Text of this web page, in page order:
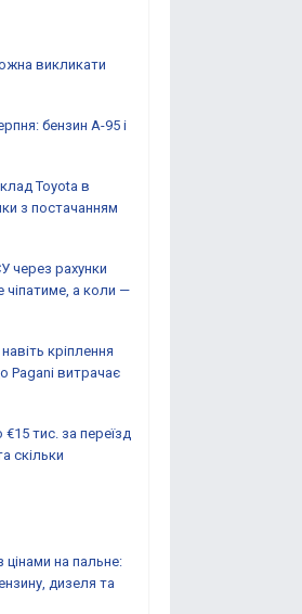
викликати
бензин А-95 і
Toyota в
з постачанням
через рахунки
а коли —
кріплення
Pagani витрачає
€15 тис. за переїзд
скільки
на пальне:
дизеля та